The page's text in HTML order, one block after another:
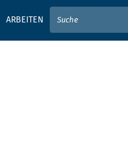
ARBEITEN
SIE HIER IHREN SUCHBEGRIFF EIN